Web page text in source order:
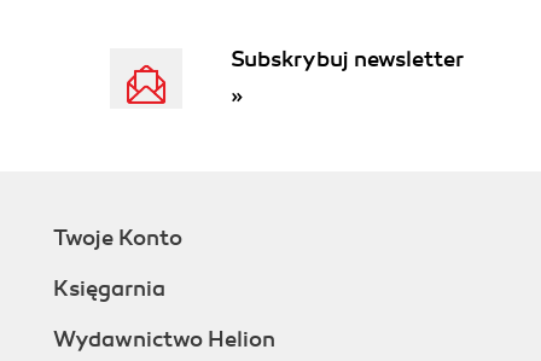
Przygotowanie (65)
Praca nad projektem (67)
Procedury związane z obsługą systemu
Procedury niesklasyfikowane (90)
Subskrybuj newsletter
»
Twoje Konto
Księgarnia
Wydawnictwo Helion